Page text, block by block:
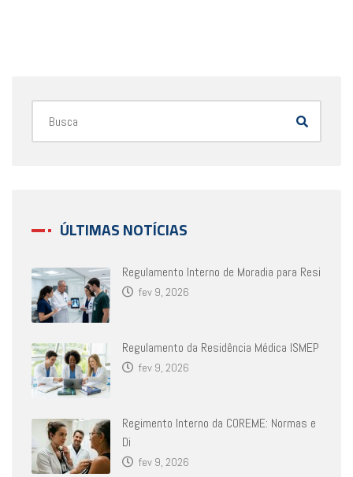
ÚLTIMAS NOTÍCIAS
Regulamento Interno de Moradia para Resi
fev 9, 2026
Regulamento da Residência Médica ISMEP
fev 9, 2026
Regimento Interno da COREME: Normas e
Di
fev 9, 2026